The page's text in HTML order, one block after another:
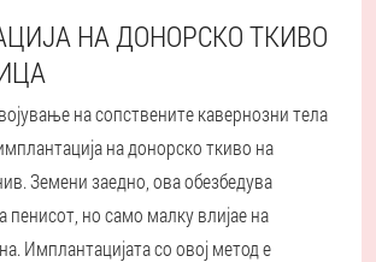
НА ДОНОРСКО ТКИВО
на сопствените кавернозни тела
на донорско ткиво на
Земени заедно, ова обезбедува
но само малку влијае на
Имплантацијата со овој метод е